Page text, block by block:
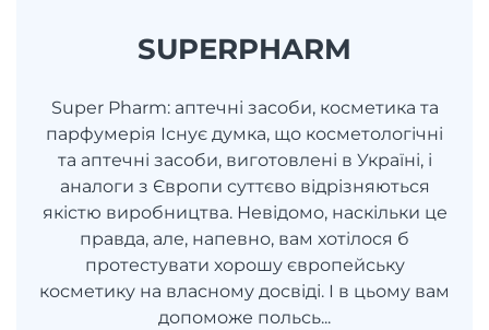
SUPERPHARM
Super Pharm: аптечні засоби, косметика та
парфумерія Існує думка, що косметологічні
та аптечні засоби, виготовлені в Україні, і
аналоги з Європи суттєво відрізняються
якістю виробництва. Невідомо, наскільки це
правда, але, напевно, вам хотілося б
протестувати хорошу європейську
косметику на власному досвіді. І в цьому вам
допоможе польсь...